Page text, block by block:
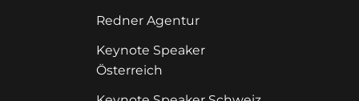
Redner Agentur
Keynote Speaker
Österreich